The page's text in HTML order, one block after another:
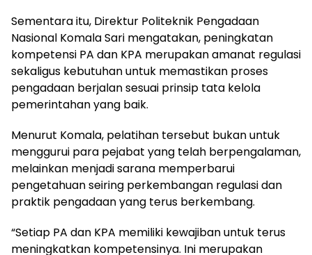
Sementara itu, Direktur Politeknik Pengadaan
Nasional Komala Sari mengatakan, peningkatan
kompetensi PA dan KPA merupakan amanat regulasi
sekaligus kebutuhan untuk memastikan proses
pengadaan berjalan sesuai prinsip tata kelola
pemerintahan yang baik.
Menurut Komala, pelatihan tersebut bukan untuk
menggurui para pejabat yang telah berpengalaman,
melainkan menjadi sarana memperbarui
pengetahuan seiring perkembangan regulasi dan
praktik pengadaan yang terus berkembang.
“Setiap PA dan KPA memiliki kewajiban untuk terus
meningkatkan kompetensinya. Ini merupakan